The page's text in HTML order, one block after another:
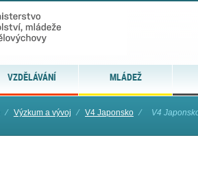
VZDĚLÁVÁNÍ MLÁDEŽ
⁄ Výzkum a vývoj ⁄ V4 Japonsko ⁄ V4